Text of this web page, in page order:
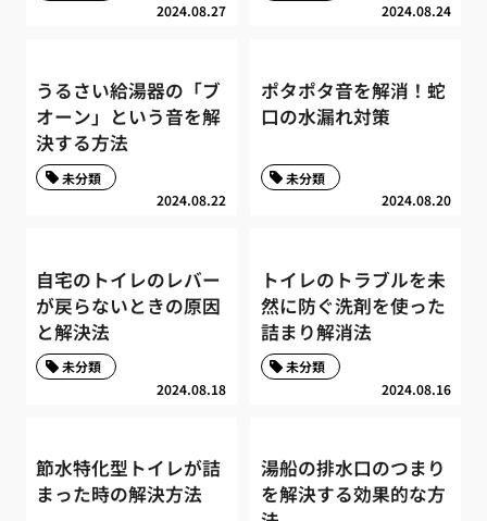
2024.08.27 2024.08.24
うるさい給湯器の「ブ
オーン」という音を解
決する方法
2024.08.22
未分類
ポタポタ音を解消！蛇
口の水漏れ対策
2024.08.20
未分類
自宅のトイレのレバー
が戻らないときの原因
と解決法
2024.08.18
未分類
トイレのトラブルを未
然に防ぐ洗剤を使った
詰まり解消法
2024.08.16
未分類
節水特化型トイレが詰
まった時の解決方法
湯船の排水口のつまり
を解決する効果的な方